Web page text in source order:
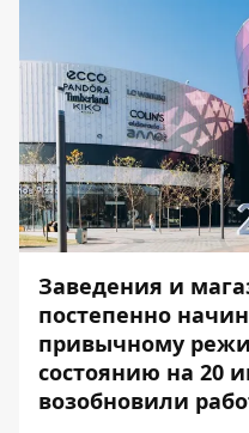
Заведения и
постепенно
привычному
состоянию на 20
возобновили